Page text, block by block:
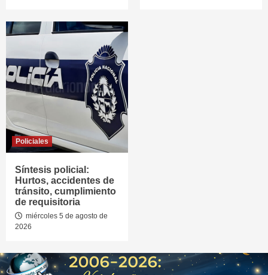
Policiales
Síntesis policial:
Hurtos, accidentes de
tránsito, cumplimiento
de requisitoria
miércoles 5 de agosto de
2026